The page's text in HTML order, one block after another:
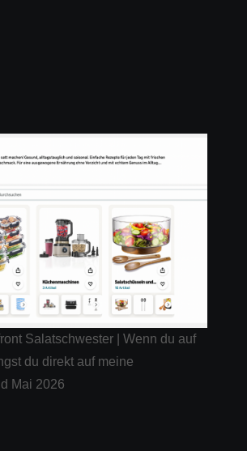
Salatschwester | Wenn du auf
du direkt auf meine
Mai 2026